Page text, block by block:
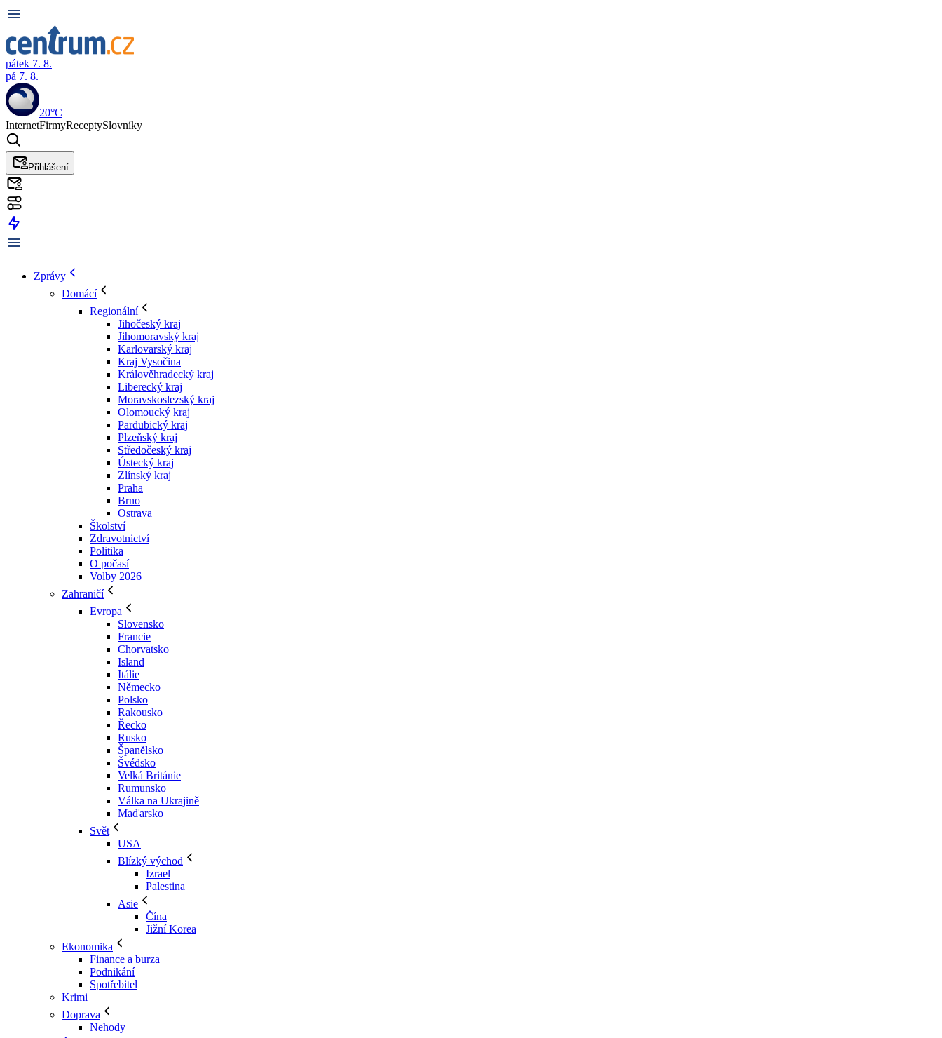
pátek 7. 8.
pá 7. 8.
20°C
InternetFirmyReceptySlovníky
Přihlášení
Zprávy
Domácí
Regionální
Jihočeský kraj
Jihomoravský kraj
Karlovarský kraj
Kraj Vysočina
Králověhradecký kraj
Liberecký kraj
Moravskoslezský kraj
Olomoucký kraj
Pardubický kraj
Plzeňský kraj
Středočeský kraj
Ústecký kraj
Zlínský kraj
Praha
Brno
Ostrava
Školství
Zdravotnictví
Politika
O počasí
Volby 2026
Zahraničí
Evropa
Slovensko
Francie
Chorvatsko
Island
Itálie
Německo
Polsko
Rakousko
Řecko
Rusko
Španělsko
Švédsko
Velká Británie
Rumunsko
Válka na Ukrajině
Maďarsko
Svět
USA
Blízký východ
Izrael
Palestina
Asie
Čína
Jižní Korea
Ekonomika
Finance a burza
Podnikání
Spotřebitel
Krimi
Doprava
Nehody